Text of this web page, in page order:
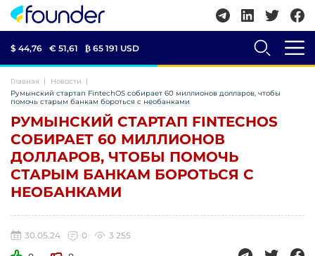
$ 44,76 € 51,61 ₿ 65 191 USD
Главная
Новости
Румынский стартап FintechOS собирает 60 миллионов долларов, чтобы
помочь старым банкам бороться с необанками
РУМЫНСКИЙ СТАРТАП FINTECHOS
СОБИРАЕТ 60 МИЛЛИОНОВ
ДОЛЛАРОВ, ЧТОБЫ ПОМОЧЬ
СТАРЫМ БАНКАМ БОРОТЬСЯ С
НЕОБАНКАМИ
30.05.24 0
3 255